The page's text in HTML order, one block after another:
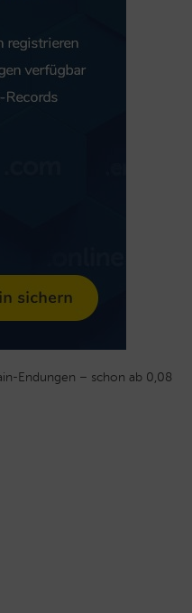
Endungen – schon ab 0,08